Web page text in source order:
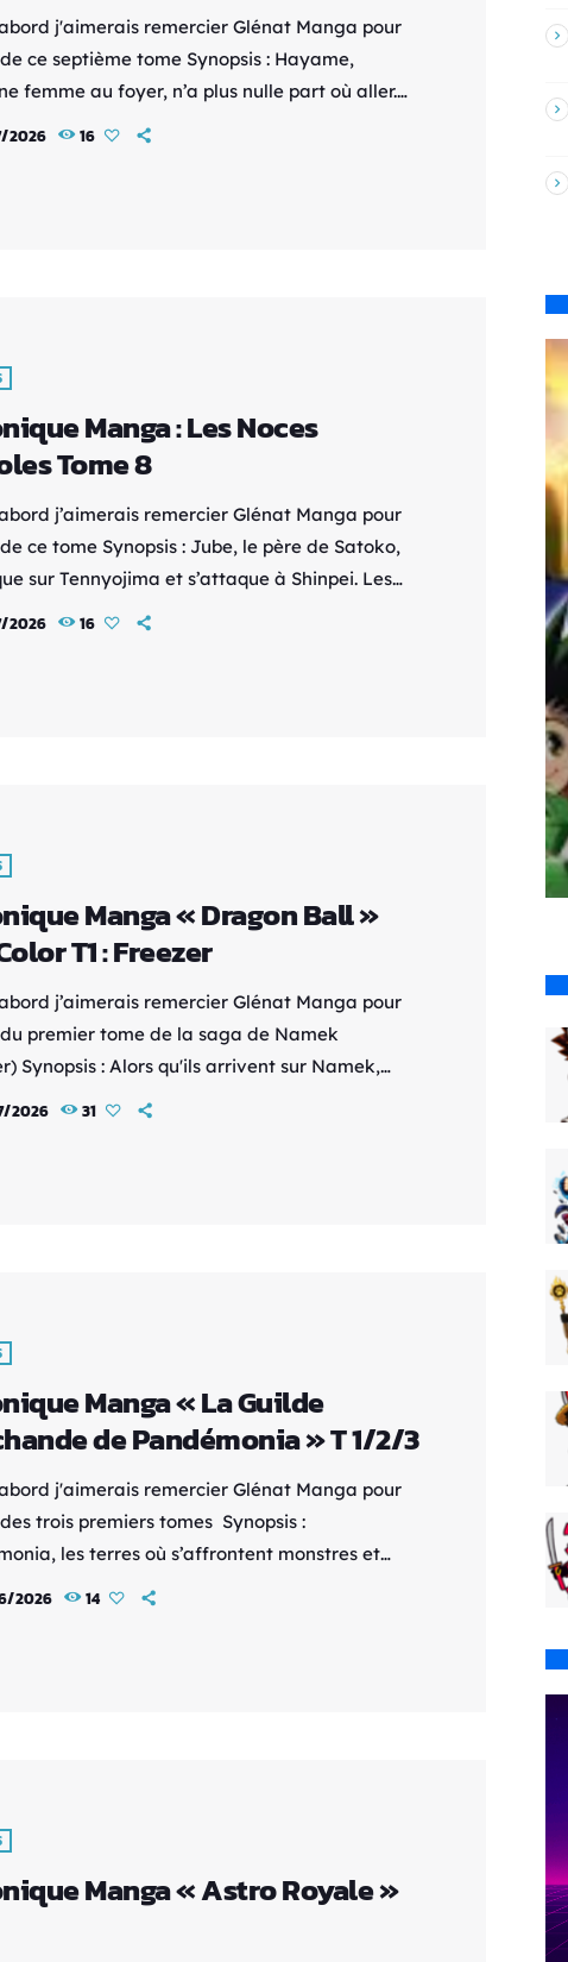
j'aimerais remercier Glénat Manga pour
ce septième tome Synopsis : Hayame,
femme au foyer, n’a plus nulle part où aller.
par hasard un gosse de riches, Issei, qui
2026 16
Manga : Les Noces
Tome 8
j’aimerais remercier Glénat Manga pour
de ce tome Synopsis : Jube, le père de Satoko,
sur Tennyojima et s’attaque à Shinpei. Les
de la famille Kirigaya ouvrent le feu sur
2026 16
Manga « Dragon Ball »
T1 : Freezer
j’aimerais remercier Glénat Manga pour
du premier tome de la saga de Namek
Synopsis : Alors qu'ils arrivent sur Namek,
Gohan et Bulma découvrent un espace
2026 31
Manga « La Guilde
de Pandémonia » T 1/2/3
j'aimerais remercier Glénat Manga pour
trois premiers tomes Synopsis :
les terres où s’affrontent monstres et
où seule règne la loi du plus fort. Au cœur de
2026 14
Manga « Astro Royale »